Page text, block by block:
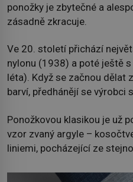
ponožky je zbytečné a
zásadně zkracuje.
Ve 20. století přichází
nylonu (1938) a poté ještě
léta). Když se začnou dělat
barví, předhánějí se výrobci
Ponožkovou klasikou je už
vzor zvaný argyle –
liniemi, pocházející ze